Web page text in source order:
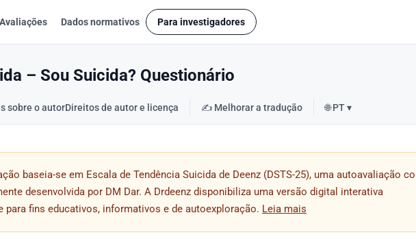
Avaliações Dados normativos Para investigadores
– Sou Suicida? Questionário
sobre o autorDireitos de autor e licença ✍️ Melhorar a tradução 🌐 PT ▾
baseia-se em Escala de Tendência Suicida de Deenz (DSTS-25), uma autoavaliação
desenvolvida por DM Dar. A Drdeenz disponibiliza uma versão digital interativa
para fins educativos, informativos e de autoexploração. Leia mais